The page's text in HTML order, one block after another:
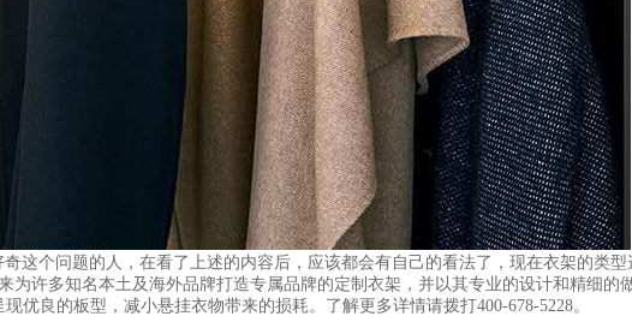
奇这个问题的人，在看了上述的内容后，应该都会有自己的看法了，现在衣架的类
为许多知名本土及海外品牌打造专属品牌的定制衣架，并以其专业的设计和精细的
优良的板型，减小悬挂衣物带来的损耗。了解更多详情请拨打400-678-5228。